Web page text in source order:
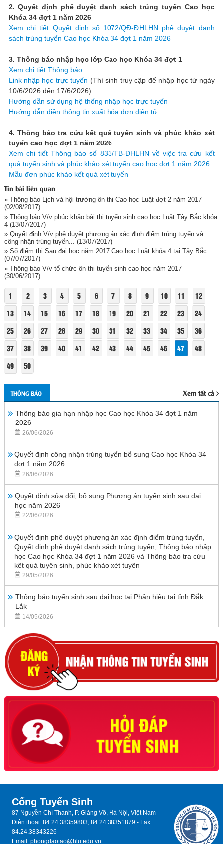
2. Quyết định phê duyệt danh sách trúng tuyển Cao học
Khóa 34 đợt 1 năm 2026
Xem chi tiết Quyết định số 1072/QĐ-ĐHLHN phê duyệt danh
sách trúng tuyển Cao học Khóa 34 đợt 1 năm 2026
3. Thông báo nhập học lớp Cao học Khóa 34 đợt 1
Xem chi tiết Thông báo
Link nhập học trực tuyến (Thí sinh truy cập để nhập học từ ngày
10/6/2026 đến 17/6/2026)
Hướng dẫn sử dụng hệ thống nhập học trực tuyến
Hướng dẫn điền thông tin xuất hóa đơn điện tử
4. Thông báo tra cứu kết quả tuyển sinh và phúc khảo xét
tuyển cao học đợt 1 năm 2026
Xem chi tiết Thông báo số 833/TB-ĐHLHN về việc tra cứu kết
quả tuyển sinh và phúc khảo xét tuyển cao học đợt 1 năm 2026
Mẫu đơn phúc khảo kết quả xét tuyển
Tin bài liên quan
» Thông báo Lịch và hội trường ôn thi Cao học Luật đợt 2 năm 2017
(02/08/2017)
» Thông báo V/v phúc khảo bài thi tuyển sinh cao học Luật Tây Bắc khóa
4(13/07/2017)
» Quyết định V/v phê duyệt phương án xác định điểm trúng tuyển và
công nhận trúng tuyển... (13/07/2017)
» Sổ điểm thi Sau đại học năm 2017 Cao học Luật khóa 4 tại Tây Bắc
(07/07/2017)
» Thông báo V/v tổ chức ôn thi tuyển sinh cao học năm 2017
(30/06/2017)
1 2 3 4 5 6 7 8 9 10 11
12
13
14 15 16 17 18 19 20 21 22 23
24
25
26 27 28 29 30 31 32 33 34 35
36
37
38 39 40 41 42 43 44 45 46 47
48
49
50
THÔNG BÁO Xem tất cả
Thông báo gia hạn nhập học Cao học Khóa 34 đợt 1 năm
2026
26/06/2026
Quyết định công nhận trúng tuyển bổ sung Cao học Khóa 34
đợt 1 năm 2026
26/06/2026
Quyết định sửa đổi, bổ sung Phương án tuyển sinh sau đại
học năm 2026
22/06/2026
Quyết định phê duyệt phương án xác định điểm trúng tuyển,
Quyết định phê duyệt danh sách trúng tuyển, Thông báo nhập
học Cao học Khóa 34 đợt 1 năm 2026 và Thông báo tra cứu
kết quả tuyển sinh, phúc khảo xét tuyển
29/05/2026
Thông báo tuyển sinh sau đại học tại Phân hiệu tại tỉnh Đắk
Lắk
14/05/2026
Cổng Tuyển Sinh
87 Nguyễn Chí Thanh, P. Giảng Võ, Hà Nội, Việt Nam
Điện thoại: 84.24.38359803, 84.24.38351879 - Fax:
84.24.38343226
Email: phongdaotao@hlu.edu.vn